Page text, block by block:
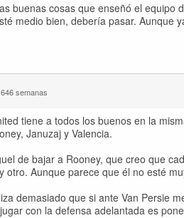
buenas cosas que enseñó el equipo
medio bien, debería pasar. Aunque
semanas
tiene a todos los buenos en la
Januzaj y Valencia.
de bajar a Rooney, que creo que
otro. Aunque parece que él no esté
demasiado que si ante Van Persie
con la defensa adelantada es